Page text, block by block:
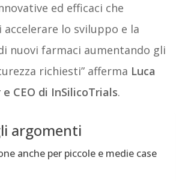
ed efficaci che
lo sviluppo e la
nuovi farmaci aumentando gli
richiesti” afferma Luca
CEO di InSilicoTrials.
argomenti
anche per piccole e medie case